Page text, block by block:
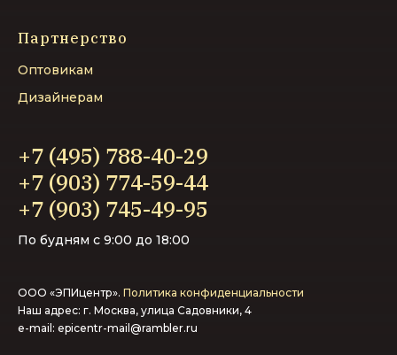
+7 (495) 788-40-29
+7 (903) 774-59-44‬
+7 (903) 745-49-95‬
По будням с 9:00 до 18:00
ООО «ЭПИцентр». Политика конфиденциальности
Наш адрес: г. Москва, улица Садовники, 4
e-mail: epicentr-mail@rambler.ru
Партнерство
Оптовикам
Дизайнерам